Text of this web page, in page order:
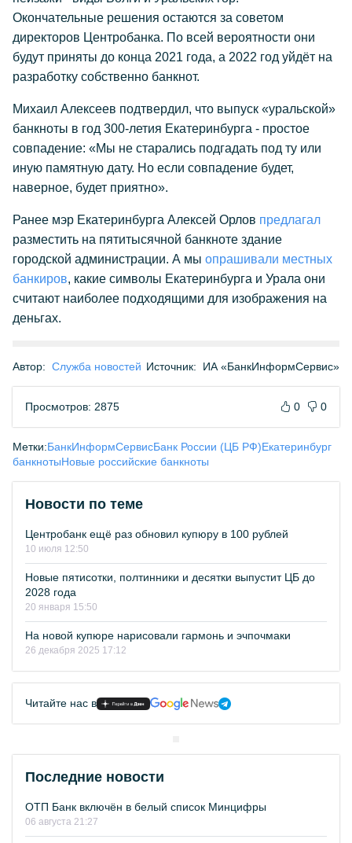
Окончательные решения остаются за советом
директоров Центробанка. По всей вероятности они
будут приняты до конца 2021 года, а 2022 год уйдёт на
разработку собственно банкнот.
Михаил Алексеев подтвердил, что выпуск «уральской»
банкноты в год 300-летия Екатеринбурга - простое
совпадение: «Мы не старались подгадать под ту или
иную памятную дату. Но если совпадение будет,
наверное, будет приятно».
Ранее мэр Екатеринбурга Алексей Орлов предлагал
разместить на пятитысячной банкноте здание
городской администрации. А мы опрашивали местных
банкиров, какие символы Екатеринбурга и Урала они
считают наиболее подходящими для изображения на
деньгах.
Автор: Служба новостей Источник: ИА «БанкИнформСервис»
Просмотров: 2875 0 0
Метки:БанкИнформСервисБанк России (ЦБ РФ)Екатеринбург
банкнотыНовые российские банкноты
Новости по теме
Центробанк ещё раз обновил купюру в 100 рублей
10 июля 12:50
Новые пятисотки, полтинники и десятки выпустит ЦБ до
2028 года
20 января 15:50
На новой купюре нарисовали гармонь и эчпочмаки
26 декабря 2025 17:12
Читайте нас в
Последние новости
ОТП Банк включён в белый список Минцифры
06 августа 21:27